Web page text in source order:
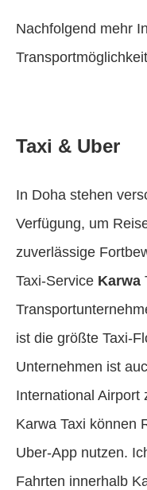
Nachfolgend mehr
Taxi & Uber
In Doha stehen
Verfügung, um
zuverlässige
Taxi-Service Karwa
ist die größte Taxi-
Unternehmen ist
International Airport
Karwa Taxi können
Uber-App nutzen.
Fahrten innerhalb